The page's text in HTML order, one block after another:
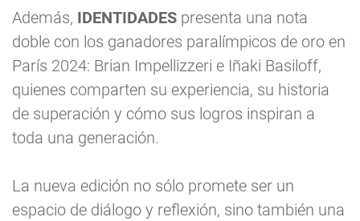
Además, IDENTIDADES presenta una nota
doble con los ganadores paralímpicos de oro en
París 2024: Brian Impellizzeri e Iñaki Basiloff,
quienes comparten su experiencia, su historia
de superación y cómo sus logros inspiran a
toda una generación.
La nueva edición no sólo promete ser un
espacio de diálogo y reflexión, sino también una